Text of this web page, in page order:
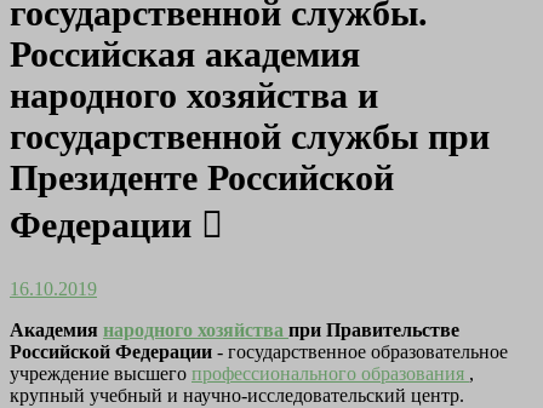
государственной службы.
Российская академия
народного хозяйства и
государственной службы при
Президенте Российской
Федерации 
16.10.2019
Академия народного хозяйства при Правительстве
Российской Федерации - государственное образовательное
учреждение высшего профессионального образования ,
крупный учебный и научно-исследовательский центр.